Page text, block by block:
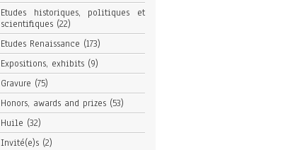
Etudes historiques, politiques et
scientifiques(22)
Etudes Renaissance (173)
Expositions, exhibits(9)
Gravure (75)
Honors, awards and prizes(53)
Huile (32)
Invité(e)s(2)